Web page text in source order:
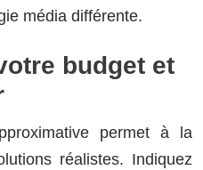
média différente.
budget et
permet à la
réalistes. Indiquez